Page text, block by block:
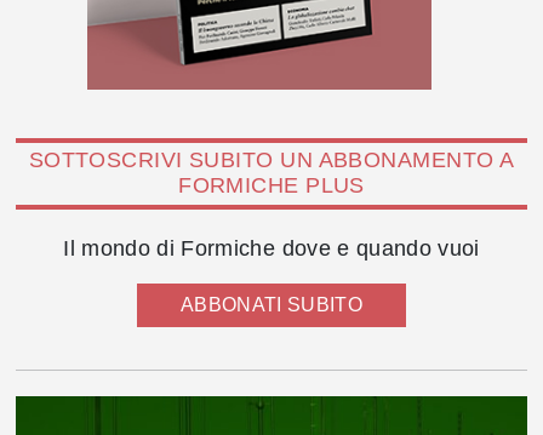
SOTTOSCRIVI SUBITO UN ABBONAMENTO A
FORMICHE PLUS
Il mondo di Formiche dove e quando vuoi
ABBONATI SUBITO